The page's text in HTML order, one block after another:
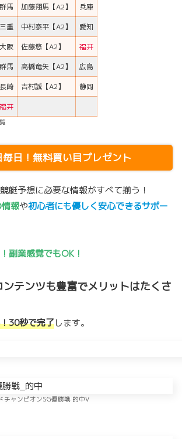
群馬 加藤翔馬【A2】
兵庫
三重 中村泰平【A2】
愛知
大阪 佐藤悠【A2】
福井
群馬 高橋竜矢【A2】
広島
長崎 吉村誠【A2】
静岡
福井
日！無料買い目プレゼント
艇予想に必要な情報がすべて揃う！
報や初心者にも優しく安心できるサポー
副業感覚でもOK！
テンツも豊富でメリットはたくさ
30秒で完了します。
ャンピオンSG優勝戦 的中V